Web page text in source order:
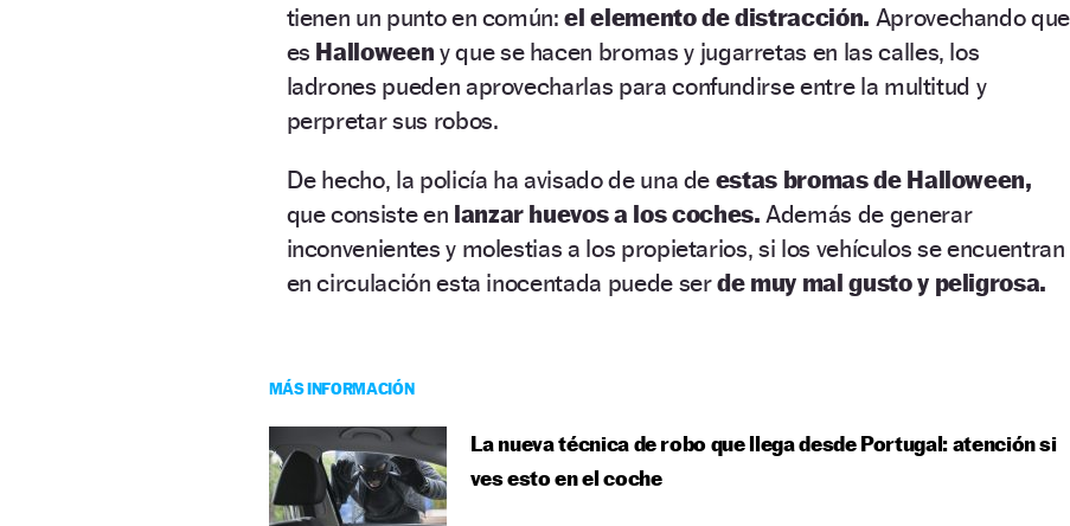
tienen un punto en común: el elemento de distracción. Aprovechando que
es Halloween y que se hacen bromas y jugarretas en las calles, los
ladrones pueden aprovecharlas para confundirse entre la multitud y
perpretar sus robos.
De hecho, la policía ha avisado de una de estas bromas de Halloween,
que consiste en lanzar huevos a los coches. Además de generar
inconvenientes y molestias a los propietarios, si los vehículos se encuentran
en circulación esta inocentada puede serde muy mal gusto y peligrosa.
MÁS INFORMACIÓN
La nueva técnica de robo que llega desde Portugal: atención si
ves esto en el coche